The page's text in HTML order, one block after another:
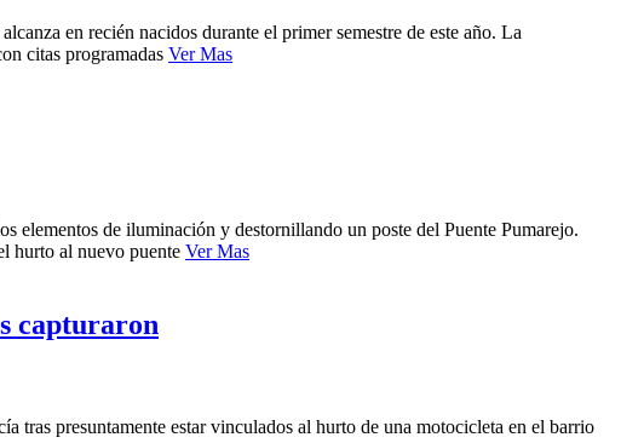
en recién nacidos durante el primer semestre de este año. La
citas programadas Ver Mas
de iluminación y destornillando un poste del Puente Pumarejo.
hurto al nuevo puente Ver Mas
capturaron
tras presuntamente estar vinculados al hurto de una motocicleta en el barrio